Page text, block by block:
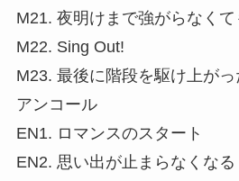
M21. 夜明けまで強がらなくて
M22. Sing Out!
M23. 最後に階段を駆け上がっ
アンコール
EN1. ロマンスのスタート
EN2. 思い出が止まらなくなる